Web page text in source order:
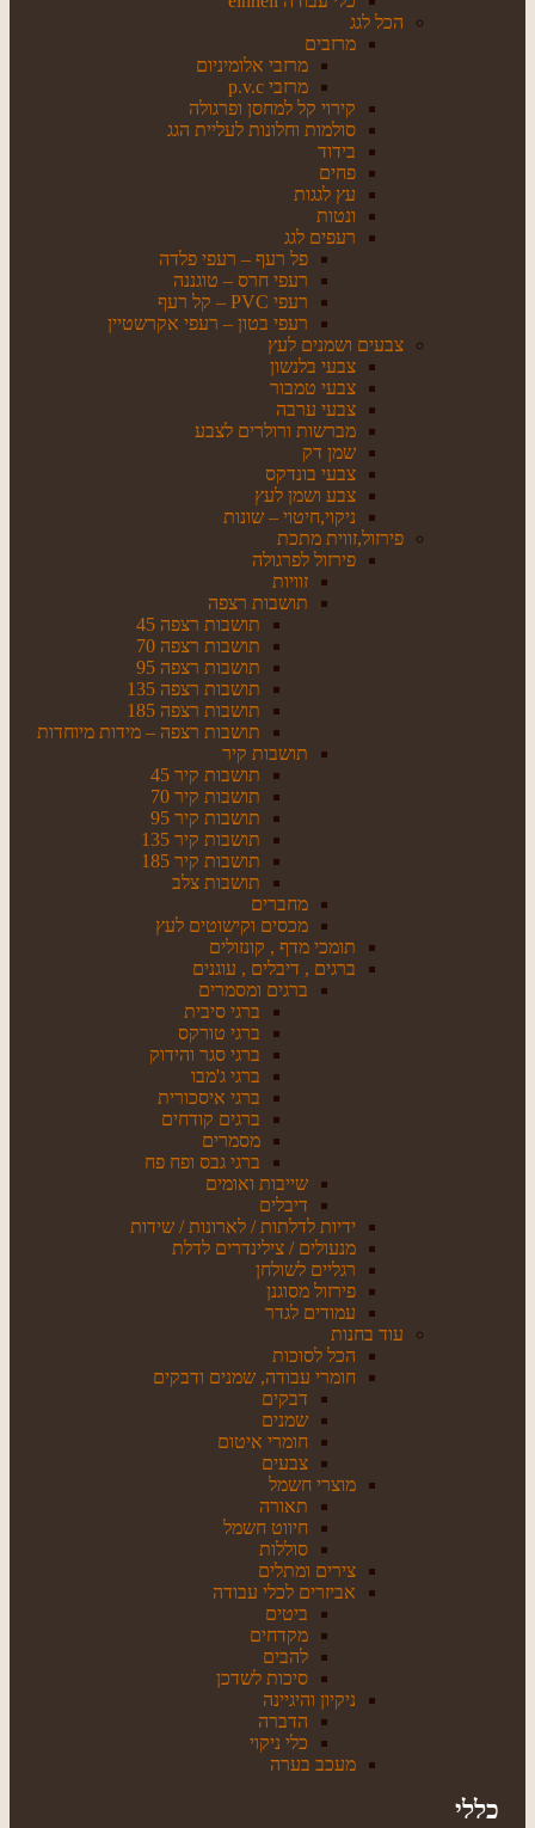
הכל לגג
מרזבים
מרזבי אלומיניום
מרזבי p.v.c
קירוי קל למחסן ופרגולה
סולמות וחלונות לעליית הגג
בידוד
פחים
עץ לגגות
ונטות
רעפים לגג
פל רעף – רעפי פלדה
רעפי חרס – טוגננה
רעפי PVC – קל רעף
רעפי בטון – רעפי אקרשטיין
צבעים ושמנים לעץ
צבעי בלנשון
צבעי טמבור
צבעי ערבה
מברשות ורולרים לצבע
שמן דק
צבעי בונדקס
צבע ושמן לעץ
ניקוי,חיטוי – שונות
פירזול,זווית מתכת
פירזול לפרגולה
זוויות
תושבות רצפה
תושבות רצפה 45
תושבות רצפה 70
תושבות רצפה 95
תושבות רצפה 135
תושבות רצפה 185
תושבות רצפה – מידות מיוחדות
תושבות קיר
תושבות קיר 45
תושבות קיר 70
תושבות קיר 95
תושבות קיר 135
תושבות קיר 185
תושבות צלב
מחברים
מכסים וקישוטים לעץ
תומכי מדף , קונזולים
ברגים , דיבלים , עוגנים
ברגים ומסמרים
ברגי סיבית
ברגי טורקס
ברגי סגר והידוק
ברגי ג'מבו
ברגי איסכורית
ברגים קודחים
מסמרים
ברגי גבס ופח פח
שייבות ואומים
דיבלים
ידיות לדלתות / לארונות / שידות
מנעולים / צילינדרים לדלת
רגליים לשולחן
פירזול מסוגנן
עמודים לגדר
עוד בחנות
הכל לסוכות
חומרי עבודה, שמנים ודבקים
דבקים
שמנים
חומרי איטום
צבעים
מוצרי חשמל
תאורה
חיווט חשמל
סוללות
צירים ומתלים
אביזרים לכלי עבודה
ביטים
מקדחים
להבים
סיכות לשדכן
ניקיון והיגיינה
הדברה
כלי ניקוי
מעכב בערה
כללי